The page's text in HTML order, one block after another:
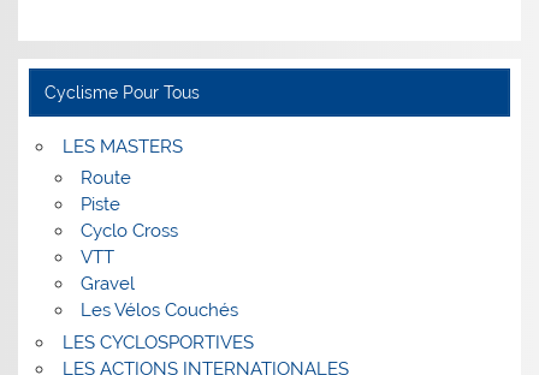
Cyclisme Pour Tous
LES MASTERS
Route
Piste
Cyclo Cross
VTT
Gravel
Les Vélos Couchés
LES CYCLOSPORTIVES
LES ACTIONS INTERNATIONALES